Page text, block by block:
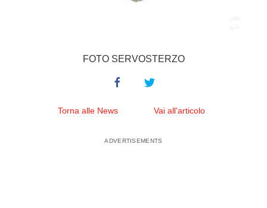
FOTO SERVOSTERZO
Torna alle News Vai all'articolo